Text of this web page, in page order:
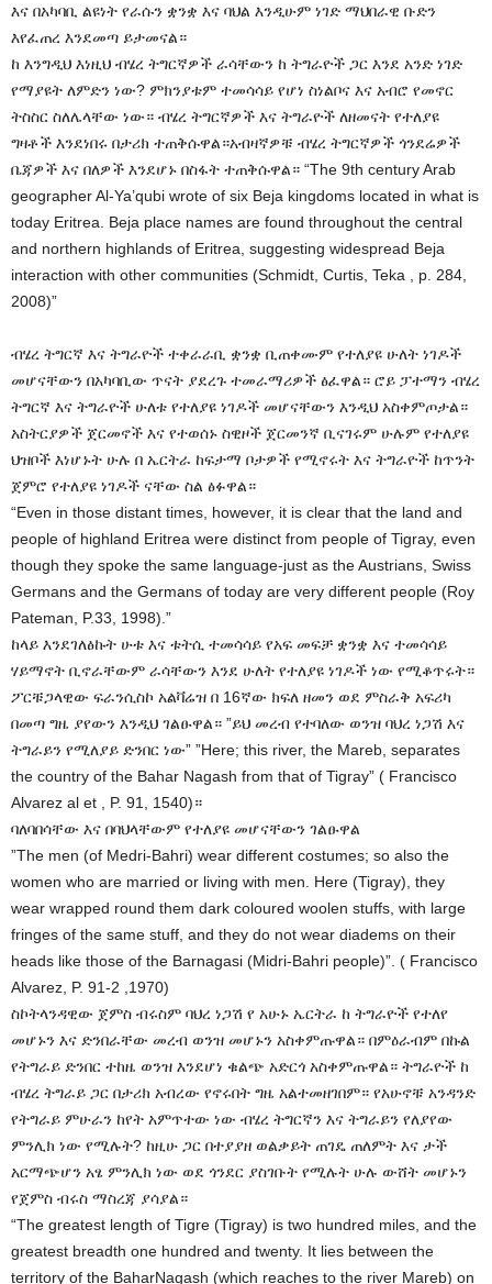
እና በአካባቢ ልዩነት የራሱን ቋንቋ እና ባህል እንዲሁም ነገድ ማህበራዊ ቡድን
እየፈጠረ እንደመጣ ይታመናል።
ከ እንግዲህ እነዚህ ብሄረ ትግርኛዎች ራሳቸውን ከ ትግራዮች ጋር እንደ አንድ ነገድ
የማያዩት ለምድን ነው? ምክንያቱም ተመሳሳይ የሆነ ስነልቦና እና አብሮ የመኖር
ትስስር ስለሌላቸው ነው። ብሄረ ትግርኛዎች እና ትግራዮች ለዘመናት የተለያዩ
ግዛቶች እንደነበሩ በታሪክ ተጠቅሱዋል።አብዛኛዎቹ ብሄረ ትግርኛዎች ጎንደሬዎች
ቤጃዎች እና በለዎች እንደሆኑ በስፋት ተጠቅሱዋል። “The 9th century Arab
geographer Al-Ya’qubi wrote of six Beja kingdoms located in what is
today Eritrea. Beja place names are found throughout the central
and northern highlands of Eritrea, suggesting widespread Beja
interaction with other communities (Schmidt, Curtis, Teka , p. 284,
2008)”
ብሄረ ትግርኛ እና ትግራዮች ተቀራራቢ ቋንቋ ቢጠቀሙም የተለያዩ ሁለት ነገዶች
መሆናቸውን በአካባቢው ጥናት ያደረጉ ተመራማሪዎች ፅፈዋል። ሮይ ፓተማን ብሄረ
ትግርኛ እና ትግራዮች ሁለቱ የተለያዩ ነገዶች መሆናቸውን እንዲህ አስቀምጦታል።
አስትርያዎች ጀርመኖች እና የተወሰኑ ስዊዞች ጀርመንኛ ቢናገሩም ሁሉም የተለያዩ
ህዝቦች እነሆኑት ሁሉ በ ኤርትራ ከፍታማ ቦታዎች የሚኖሩት እና ትግራዮች ከጥንት
ጀምሮ የተለያዩ ነገዶች ናቸው ስል ፅፉዋል።
“Even in those distant times, however, it is clear that the land and
people of highland Eritrea were distinct from people of Tigray, even
though they spoke the same language-just as the Austrians, Swiss
Germans and the Germans of today are very different people (Roy
Pateman, P.33, 1998).”
ከላይ እንደገለፅኩት ሁቱ እና ቱትሲ ተመሳሳይ የአፍ መፍቻ ቋንቋ እና ተመሳሳይ
ሃይማኖት ቢኖራቸውም ራሳቸውን እንደ ሁለት የተለያዩ ነገዶች ነው የሚቆጥሩት።
ፖርቹጋላዊው ፍራንሲስኮ አልቫሬዝ በ 16ኛው ክፍለ ዘመን ወደ ምስራቅ አፍሪካ
በመጣ ግዜ ያየውን እንዲህ ገልፁዋል። ”ይህ መረብ የተባለው ወንዝ ባህረ ነጋሽ እና
ትግራይን የሚለያይ ድንበር ነው” ”Here; this river, the Mareb, separates
the country of the Bahar Nagash from that of Tigray” ( Francisco
Alvarez al et , P. 91, 1540)።
ባለባበሳቸው እና በባህላቸውም የተለያዩ መሆናቸውን ገልፁዋል
”The men (of Medri-Bahri) wear different costumes; so also the
women who are married or living with men. Here (Tigray), they
wear wrapped round them dark coloured woolen stuffs, with large
fringes of the same stuff, and they do not wear diadems on their
heads like those of the Barnagasi (Midri-Bahri people)”. ( Francisco
Alvarez, P. 91-2 ,1970)
ስኮትላንዳዊው ጀምስ ብሩስም ባህረ ነጋሽ የ አሁኑ ኤርትራ ከ ትግራዮች የተለየ
መሆኑን እና ድንበራቸው መረብ ወንዝ መሆኑን አስቀምጡዋል። በምዕራብም በኩል
የትግራይ ድንበር ተከዜ ወንዝ እንደሆነ ቁልጭ አድርጎ አስቀምጡዋል። ትግራዮች ከ
ብሄረ ትግራይ ጋር በታሪክ አብረው የኖሩበት ግዜ አልተመዘገበም። የአሁኖቹ አንዳንድ
የትግራይ ምሁራን ከየት አምጥተው ነው ብሄረ ትግርኛን እና ትግራይን የለያየው
ምንሊክ ነው የሚሉት? ከዚሁ ጋር በተያያዘ ወልቃይት ጠገዴ ጠለምት እና ታች
አርማጭሆን አፄ ምንሊክ ነው ወደ ጎንደር ያስገቡት የሚሉት ሁሉ ውሸት መሆኑን
የጀምስ ብሩስ ማስረጃ ያሳያል።
“The greatest length of Tigre (Tigray) is two hundred miles, and the
greatest breadth one hundred and twenty. It lies between the
territory of the BaharNagash (which reaches to the river Mareb) on